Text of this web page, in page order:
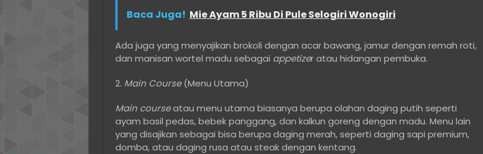
Baca Juga! Mie Ayam 5 Ribu Di Pule Selogiri Wonogiri
Ada juga yang menyajikan brokoli dengan acar bawang, jamur dengan remah roti,
dan manisan wortel madu sebagai appetizer atau hidangan pembuka.
Main Course(Menu Utama)
Main courseatau menu utama biasanya berupa olahan daging putih seperti
ayam basil pedas, bebek panggang, dan kalkun goreng dengan madu. Menu lain
yang disajikan sebagai bisa berupa daging merah, seperti daging sapi premium,
domba, atau daging rusa atau steak dengan kentang.